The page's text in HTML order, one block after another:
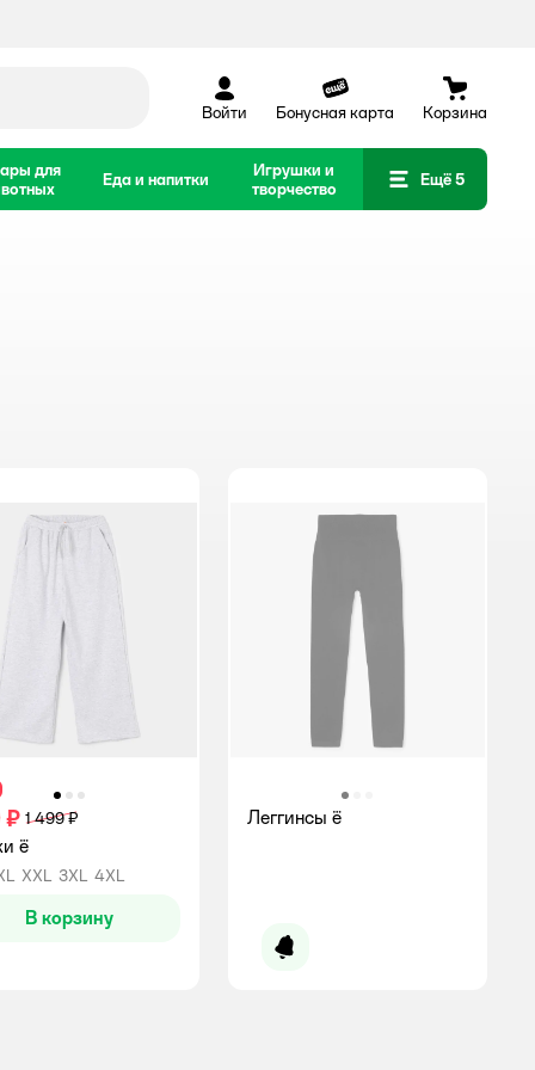
Войти Бонусная карта Корзина
для
Еда и напитки
Игрушки и
творчество
Ещё 5
₽ 1 499 ₽
ё
XXL 3XL 4XL
В корзину
Леггинсы ё
Уведомить о появлении